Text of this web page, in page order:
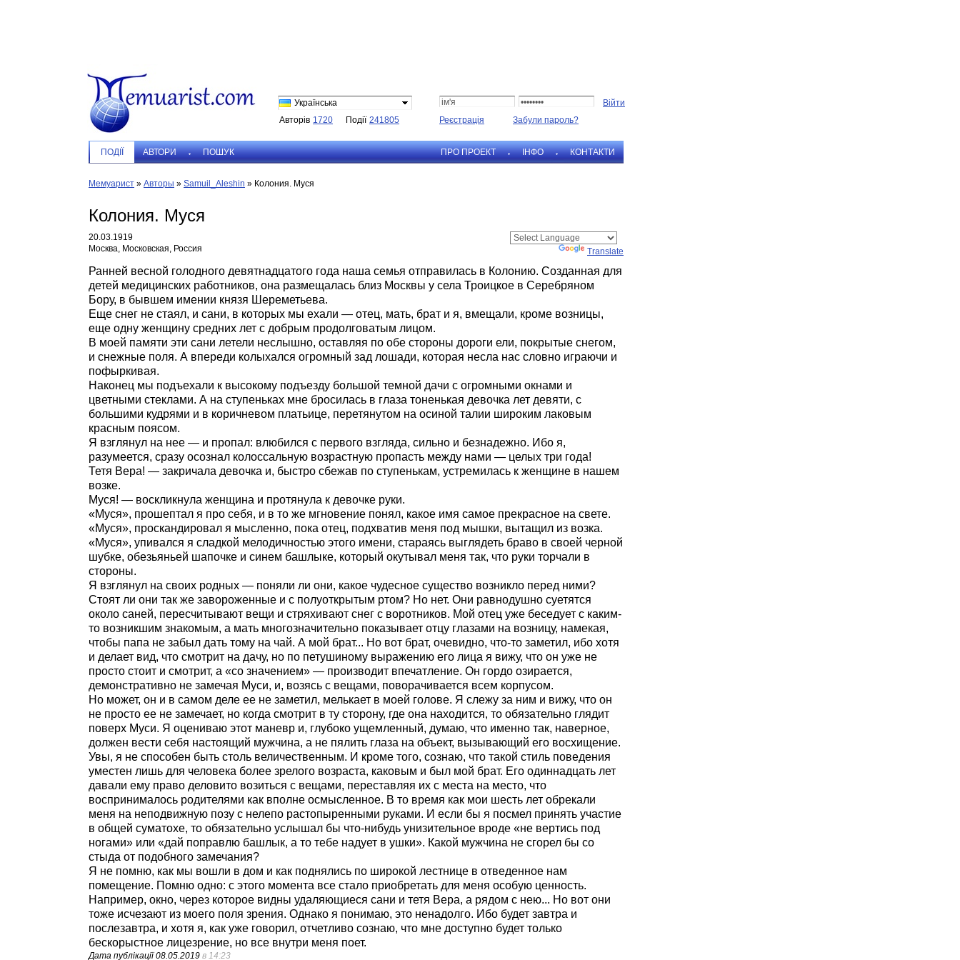
Українська
Авторів 1720 Події 241805 Реєстрація Забули пароль?
ПОДIЇ АВТОРИ ПОШУК ПРО ПРОЕКТ IНФО КОНТАКТИ
Мемуарист » Авторы » Samuil_Aleshin » Колония. Муся
Колония. Муся
20.03.1919
Москва, Московская, Россия
Translate
Ранней весной голодного девятнадцатого года наша семья отправилась в Колонию. Созданная для
детей медицинских работников, она размещалась близ Москвы у села Троицкое в Серебряном
Бору, в бывшем имении князя Шереметьева.
Еще снег не стаял, и сани, в которых мы ехали — отец, мать, брат и я, вмещали, кроме возницы,
еще одну женщину средних лет с добрым продолговатым лицом.
В моей памяти эти сани летели неслышно, оставляя по обе стороны дороги ели, покрытые снегом,
и снежные поля. А впереди колыхался огромный зад лошади, которая несла нас словно играючи и
пофыркивая.
Наконец мы подъехали к высокому подъезду большой темной дачи с огромными окнами и
цветными стеклами. А на ступеньках мне бросилась в глаза тоненькая девочка лет девяти, с
большими кудрями и в коричневом платьице, перетянутом на осиной талии широким лаковым
красным поясом.
Я взглянул на нее — и пропал: влюбился с первого взгляда, сильно и безнадежно. Ибо я,
разумеется, сразу осознал колоссальную возрастную пропасть между нами — целых три года!
Тетя Вера! — закричала девочка и, быстро сбежав по ступенькам, устремилась к женщине в нашем
возке.
Муся! — воскликнула женщина и протянула к девочке руки.
«Муся», прошептал я про себя, и в то же мгновение понял, какое имя самое прекрасное на свете.
«Муся», проскандировал я мысленно, пока отец, подхватив меня под мышки, вытащил из возка.
«Муся», упивался я сладкой мелодичностью этого имени, стараясь выглядеть браво в своей черной
шубке, обезьяньей шапочке и синем башлыке, который окутывал меня так, что руки торчали в
стороны.
Я взглянул на своих родных — поняли ли они, какое чудесное существо возникло перед ними?
Стоят ли они так же завороженные и с полуоткрытым ртом? Но нет. Они равнодушно суетятся
около саней, пересчитывают вещи и стряхивают снег с воротников. Мой отец уже беседует с каким-
то возникшим знакомым, а мать многозначительно показывает отцу глазами на возницу, намекая,
чтобы папа не забыл дать тому на чай. А мой брат... Но вот брат, очевидно, что-то заметил, ибо хотя
и делает вид, что смотрит на дачу, но по петушиному выражению его лица я вижу, что он уже не
просто стоит и смотрит, а «со значением» — производит впечатление. Он гордо озирается,
демонстративно не замечая Муси, и, возясь с вещами, поворачивается всем корпусом.
Но может, он и в самом деле ее не заметил, мелькает в моей голове. Я слежу за ним и вижу, что он
не просто ее не замечает, но когда смотрит в ту сторону, где она находится, то обязательно глядит
поверх Муси. Я оцениваю этот маневр и, глубоко ущемленный, думаю, что именно так, наверное,
должен вести себя настоящий мужчина, а не пялить глаза на объект, вызывающий его восхищение.
Увы, я не способен быть столь величественным. И кроме того, сознаю, что такой стиль поведения
уместен лишь для человека более зрелого возраста, каковым и был мой брат. Его одиннадцать лет
давали ему право деловито возиться с вещами, переставляя их с места на место, что
воспринималось родителями как вполне осмысленное. В то время как мои шесть лет обрекали
меня на неподвижную позу с нелепо растопыренными руками. И если бы я посмел принять участие
в общей суматохе, то обязательно услышал бы что-нибудь унизительное вроде «не вертись под
ногами» или «дай поправлю башлык, а то тебе надует в ушки». Какой мужчина не сгорел бы со
стыда от подобного замечания?
Я не помню, как мы вошли в дом и как поднялись по широкой лестнице в отведенное нам
помещение. Помню одно: с этого момента все стало приобретать для меня особую ценность.
Например, окно, через которое видны удаляющиеся сани и тетя Вера, а рядом с нею... Но вот они
тоже исчезают из моего поля зрения. Однако я понимаю, это ненадолго. Ибо будет завтра и
послезавтра, и хотя я, как уже говорил, отчетливо сознаю, что мне доступно будет только
бескорыстное лицезрение, но все внутри меня поет.
Дата публікації08.05.2019 в 14:23